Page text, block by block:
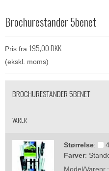
Brochurestander 5benet
Pris fra 195,00 DKK
(ekskl. moms)
BROCHURESTANDER 5BENET
VARER
Størrelse:
Farver:
Model/Varenr.: